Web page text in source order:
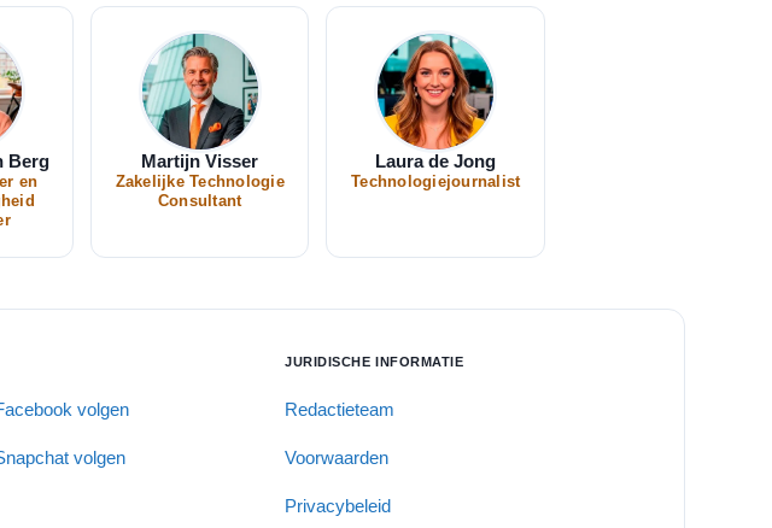
Berg
en
Martijn Visser
Zakelijke Technologie
Consultant
Laura de Jong
Technologiejournalist
volgen
volgen
JURIDISCHE INFORMATIE
Redactieteam
Voorwaarden
Privacybeleid